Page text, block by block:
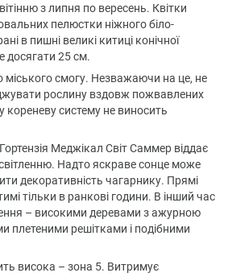
з липня по вересень. Квітки
пелюстки ніжного біло-
в пишні великі китиці конічної
досягати 25 см.
міського смогу. Незважаючи на це, не
рослину вздовж пожвавлених
кореневу систему не виносить
Гортензія Меджікал Світ Саммер віддає
Надто яскраве сонце може
декоративність чагарнику. Прямі
тільки в ранкові години. В інший час
– високими деревами з ажурною
плетеними решітками і подібними
висока – зона 5. Витримує